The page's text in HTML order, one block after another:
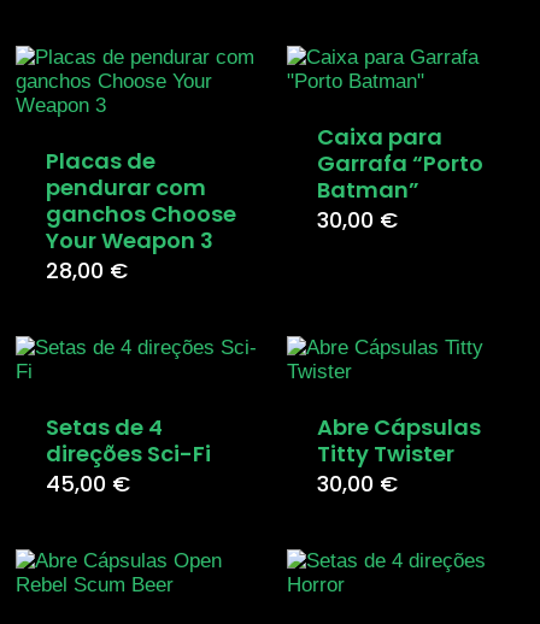
Placas de
pendurar com
ganchos Choose
Your Weapon 3
28,00 €
Caixa para
Garrafa “Porto
Batman”
30,00 €
Setas de 4
direções Sci-Fi
45,00 €
Abre Cápsulas
Titty Twister
30,00 €